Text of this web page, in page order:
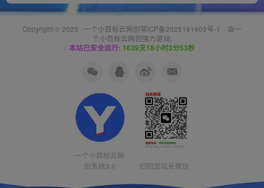
Copyright © 2023 · 一个小目标云网创鄂ICP备2025161603号-1 · 由一
个小目标云网创强力驱动.
本站已安全运行: 1639天18小时3分53秒
一个小目标云网
创系统3.0
扫码加站长微信